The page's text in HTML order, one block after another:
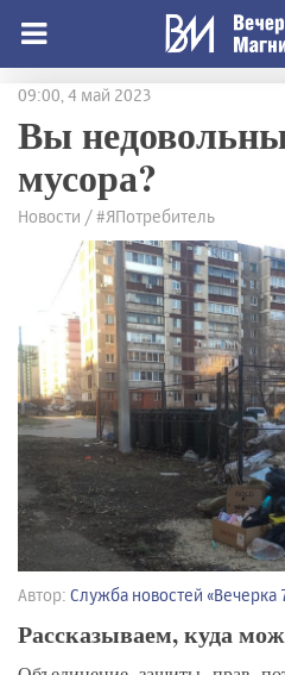
09:00, 4 май 2023
Вы
мусора?
Новости / #ЯПотребитель
Автор: Служба новостей «Вечерка
Рассказываем, куда